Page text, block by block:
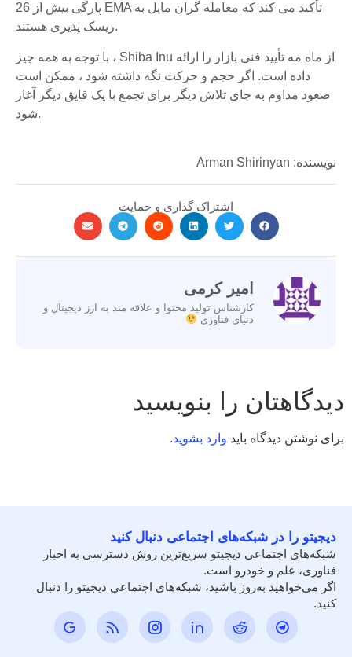
پارگی بیش از 26 EMA تأکید می کند که معامله گران مایل به
ریسک پذیری هستند.
با توجه به همه چیز ، Shiba Inu از ماه مه تأیید فنی بازار را ارائه
داده است. اگر حجم و حرکت نگه داشته شود ، ممکن است
صعود مداوم به جای تلاش دیگر برای تجمع با یک قایق دیگر آغاز
شود.
نویسنده: Arman Shirinyan
اشتراک گذاری و حمایت
امیر کرمی
کارشناس تولید محتوا و علاقه مند به ارز دیجیتال و
دنیای فناوری
دیدگاهتان را بنویسید
برای نوشتن دیدگاه باید وارد بشوید.
دیجیتو را در شبکه‌های اجتماعی دنبال کنید
شبکه‌های اجتماعی دیجیتو سریع‌ترین روش دسترسی به اخبار
فناوری، علم و خودرو است.
اگر می‌خواهید به‌روز باشید، شبکه‌های اجتماعی دیجیتو را دنبال
کنید.